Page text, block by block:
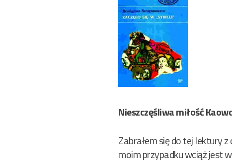
Nieszczęśliwa miłość
Zabrałem się do tej lektury
moim przypadku wciąż jest